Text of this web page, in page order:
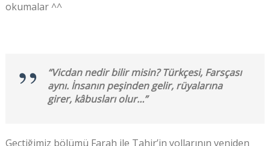
okumalar ^^
“Vicdan nedir bilir misin? Türkçesi, Farsçası
aynı. İnsanın peşinden gelir, rüyalarına
girer, kâbusları olur…”
Geçtiğimiz bölümü Farah ile Tahir’in yollarının yeniden